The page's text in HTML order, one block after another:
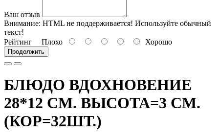
Ваш отзыв
Внимание: HTML не поддерживается! Используйте обычный
текст!
Рейтинг Плохо Хорошо
Продолжить
БЛЮДО ВДОХНОВЕНИЕ
28*12 СМ. ВЫСОТА=3 СМ.
(КОР=32ШТ.)